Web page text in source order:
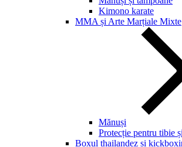
Kimono karate
MMA și Arte Marțiale Mixte
Mănuși
Protecție pentru tibie
Boxul thailandez și